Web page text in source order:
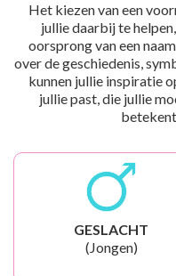
Het kiezen van een
jullie daarbij te
oorsprong van een
over de geschiedenis,
kunnen jullie inspiratie
jullie past, die jullie
GESLACHT
(Jongen)